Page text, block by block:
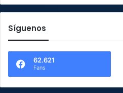
Síguenos
62.621
Fans